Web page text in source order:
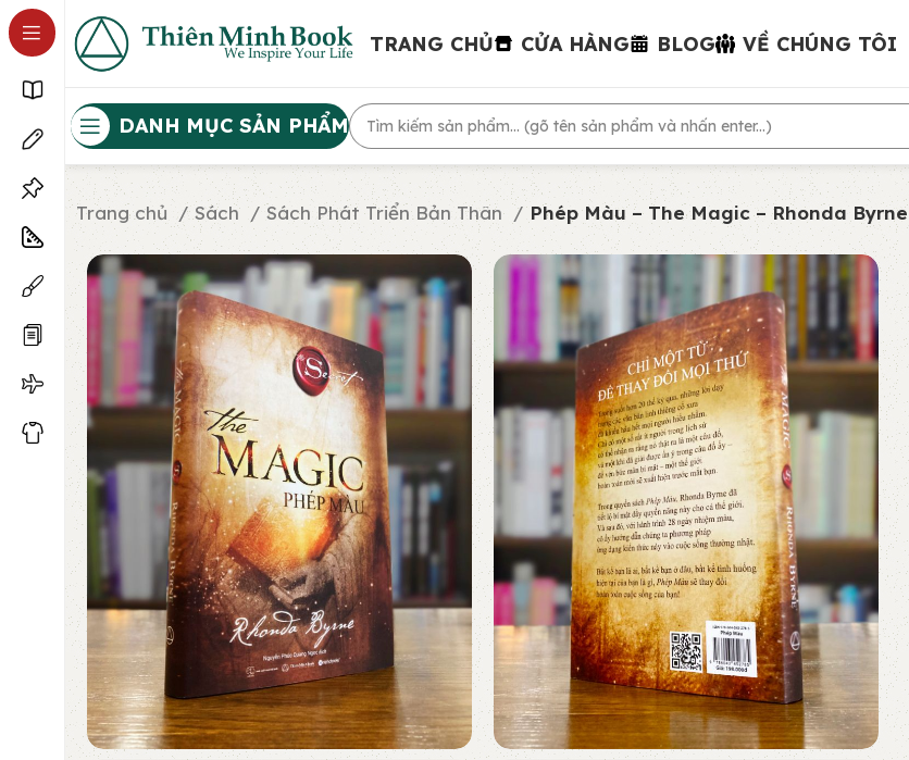
TRANG CHỦ CỬA HÀNG BLOG VỀ CHÚNG TÔI
DANH MỤC SẢN PHẨM
Trang chủ Sách Sách Phát Triển Bản Thân Phép Màu – The Magic – Rhonda Byrne